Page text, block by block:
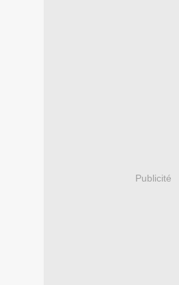
Publicité